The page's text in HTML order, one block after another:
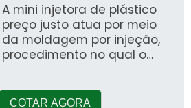
A mini injetora de plástico
preço justo atua por meio
da moldagem por injeção,
procedimento no qual o
COTAR AGORA